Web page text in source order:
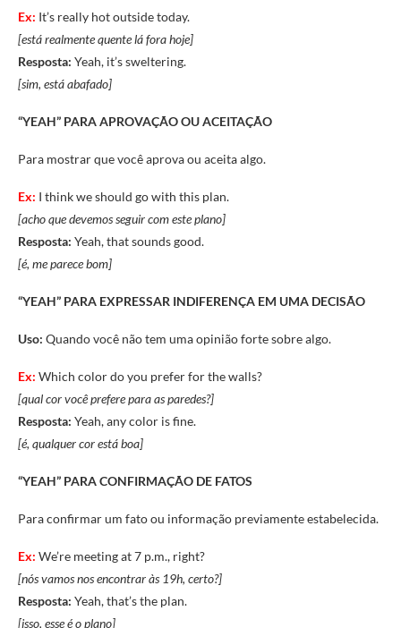
Ex: It’s really hot outside today.
[está realmente quente lá fora hoje]
Resposta: Yeah, it’s sweltering.
[sim, está abafado]
“YEAH” PARAAPROVAÇÃO OU ACEITAÇÃO
Para mostrar que você aprova ou aceita algo.
Ex: I think we should go with this plan.
[acho que devemos seguir com este plano]
Resposta: Yeah, that sounds good.
[é, me parece bom]
“YEAH” PARA EXPRESSAR INDIFERENÇA EM UMA DECISÃO
Uso: Quando você não tem uma opinião forte sobre algo.
Ex: Which color do you prefer for the walls?
[qual cor você prefere para as paredes?]
Resposta: Yeah, any color is fine.
[é, qualquer cor está boa]
“YEAH” PARA CONFIRMAÇÃO DE FATOS
Para confirmar um fato ou informação previamente estabelecida.
Ex: We’re meeting at 7 p.m., right?
[nós vamos nos encontrar às 19h, certo?]
Resposta: Yeah, that’s the plan.
[isso, esse é o plano]